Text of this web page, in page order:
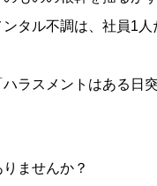
タル不調は、社員1
ラスメントはある日
ませんか？